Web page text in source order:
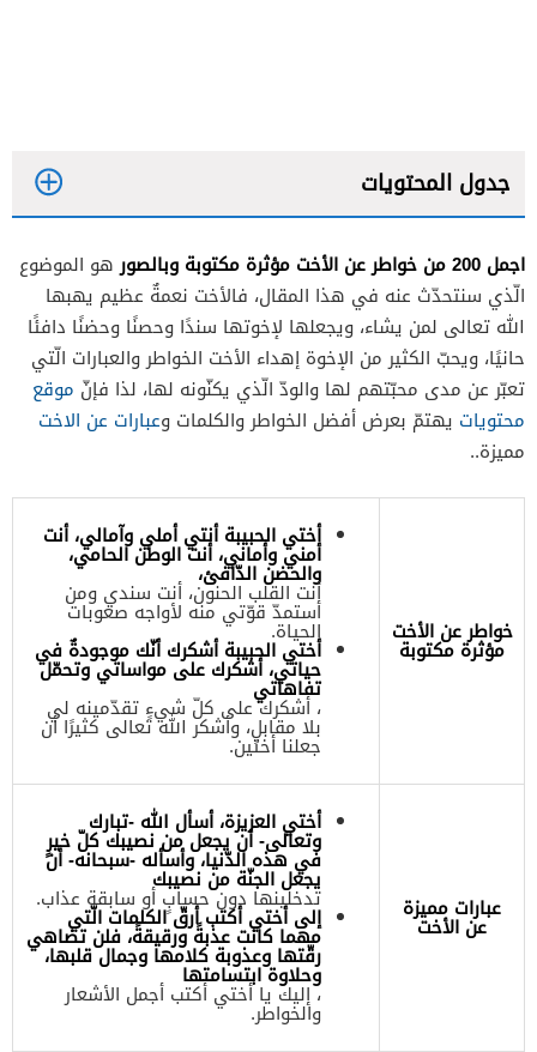
جدول المحتويات
اجمل 200 من خواطر عن الأخت مؤثرة مكتوبة وبالصور
هو الموضوع
الّذي سنتحدّث عنه في هذا المقال، فالأخت نعمةٌ عظيم يهبها
الله تعالى لمن يشاء، ويجعلها لإخوتها سندًا وحصنًا وحضنًا دافئًا
حانيًا، ويحبّ الكثير من الإخوة إهداء الأخت الخواطر والعبارات الّتي
تعبّر عن مدى محبّتهم لها والودّ الّذي يكنّونه لها، لذا فإنّ موقع
محتويات يهتمّ بعرض أفضل الخواطر والكلمات وعبارات عن الاخت
مميزة..
خواطر عن الأخت
مؤثرة مكتوبة
أختي الحبيبة أنتي أملي وآمالي، أنت
أمني وأماني، أنت الوطن الحامي،
والحضن الدّافئ،
أنت القلب الحنون، أنت سندي ومن
أستمدّ قوّتي منه لأواجه صعوبات
الحياة.
أختي الحبيبة أشكرك أنّك موجودةٌ في
حياتي، أشكرك على مواساتي وتحمّل
تفاهاتي
، أشكرك على كلّ شيءٍ تقدّمينه لي
بلا مقابلٍ، وأشكر الله تعالى كثيرًا أن
جعلنا أختين.
عبارات مميزة
عن الأخت
أختي العزيزة، أسأل الله -تبارك
وتعالى- أن يجعل من نصيبك كلّ خيرٍ
في هذه الدّنيا، وأسأله -سبحانه- أن
يجعل الجنّة من نصيبك
تدخلينها دون حسابٍ أو سابقة عذاب.
إلى أختي أكتب أرقّ الكلمات الّتي
مهما كانت عذبةً ورقيقةً، فلن تضاهي
رقّتها وعذوبة كلامها وجمال قلبها،
وحلاوة ابتسامتها
، إليك يا أختي أكتب أجمل الأشعار
والخواطر.